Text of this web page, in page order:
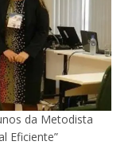
da Metodista
Eficiente”